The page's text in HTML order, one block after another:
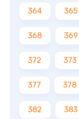
364 365
368 369
372 373
377 378
382 383